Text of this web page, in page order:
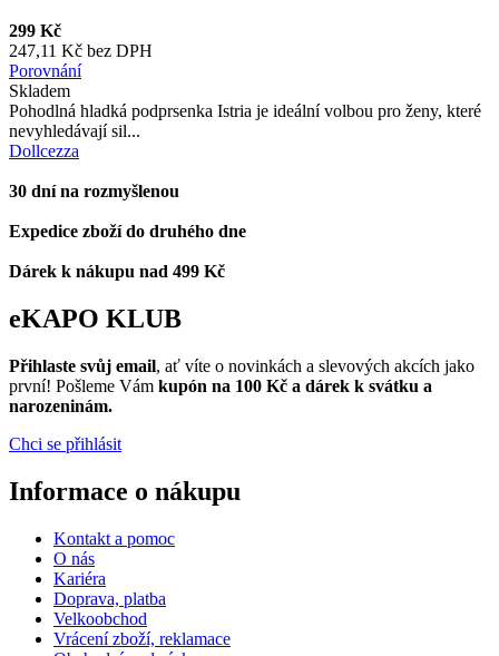
299 Kč
247,11 Kč bez DPH
Porovnání
Skladem
Pohodlná hladká podprsenka Istria je ideální volbou pro ženy, které
nevyhledávají sil...
Dollcezza
30 dní na rozmyšlenou
Expedice zboží do druhého dne
Dárek k nákupu nad 499 Kč
eKAPO KLUB
Přihlaste svůj email, ať víte o novinkách a slevových akcích jako
první! Pošleme Vám kupón na 100 Kč a dárek k svátku a
narozeninám.
Chci se přihlásit
Informace o nákupu
Kontakt a pomoc
O nás
Kariéra
Doprava, platba
Velkoobchod
Vrácení zboží, reklamace